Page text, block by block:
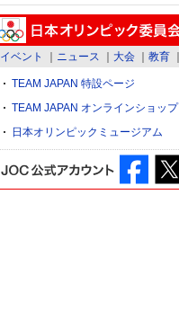
イベント ニュース 大会 教育
TEAM JAPAN 特設ページ
TEAM JAPAN オンラインショップ
日本オリンピックミュージアム